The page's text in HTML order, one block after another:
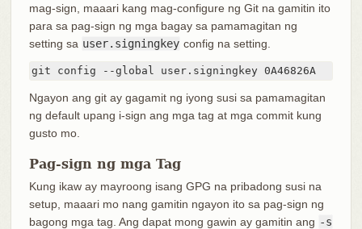
mag-sign, maaari kang mag-configure ng Git na gamitin ito
para sa pag-sign ng mga bagay sa pamamagitan ng
setting sa user.signingkey config na setting.
git config --global user.signingkey 0A46826A
Ngayon ang git ay gagamit ng iyong susi sa pamamagitan
ng default upang i-sign ang mga tag at mga commit kung
gusto mo.
Pag-sign ng mga Tag
Kung ikaw ay mayroong isang GPG na pribadong susi na
setup, maaari mo nang gamitin ngayon ito sa pag-sign ng
bagong mga tag. Ang dapat mong gawin ay gamitin ang -s